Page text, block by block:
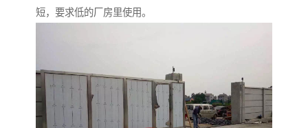
短，要求低的厂房里使用。